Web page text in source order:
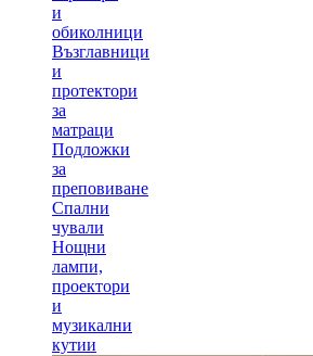
и
обиколници
Възглавници
и
протектори
за
матраци
Подложки
за
преповиване
Спални
чували
Нощни
лампи,
проектори
и
музикални
кутии